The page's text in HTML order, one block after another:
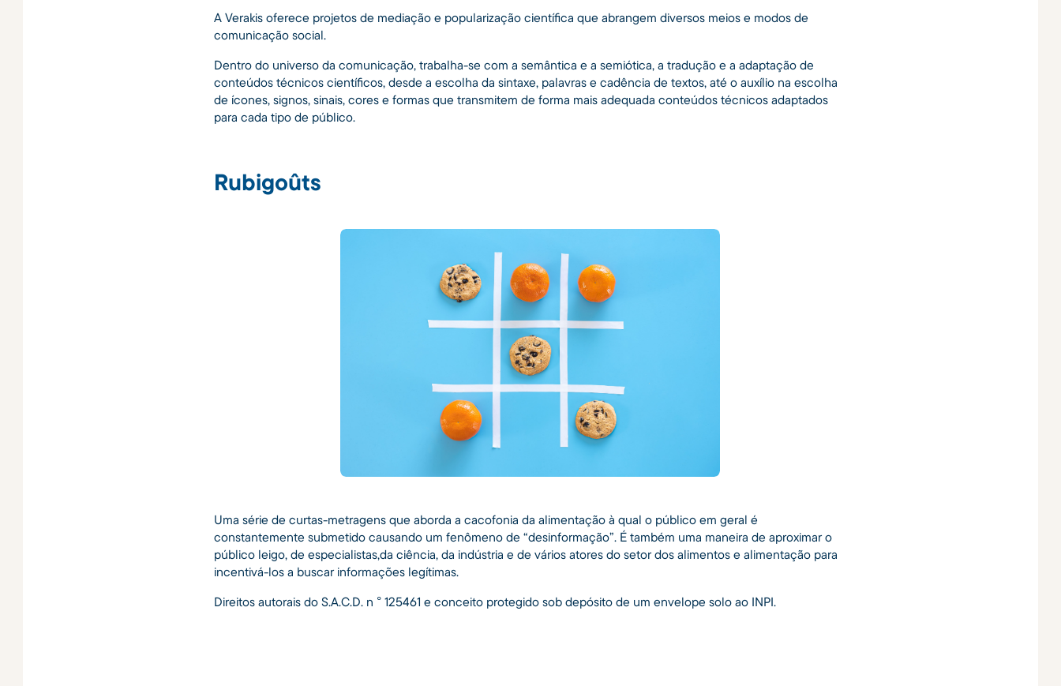
A Verakis oferece projetos de mediação e popularização científica que abrangem diversos meios e modos de
comunicação social.
Dentro do universo da comunicação, trabalha-se com a semântica e a semiótica, a tradução e a adaptação de
conteúdos técnicos científicos, desde a escolha da sintaxe, palavras e cadência de textos, até o auxílio na escolha
de ícones, signos, sinais, cores e formas que transmitem de forma mais adequada conteúdos técnicos adaptados
para cada tipo de público.
Rubigoûts
Uma série de curtas-metragens que aborda a cacofonia da alimentação à qual o público em geral é
constantemente submetido causando um fenômeno de “desinformação”. É também uma maneira de aproximar o
público leigo, de especialistas,da ciência, da indústria e de vários atores do setor dos alimentos e alimentação para
incentivá-los a buscar informações legítimas.
Direitos autorais do S.A.C.D. n ° 125461 e conceito protegido sob depósito de um envelope solo ao INPI.